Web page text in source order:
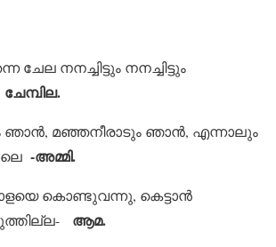
നനച്ചിട്ടും നനച്ചിട്ടും
ചേമ്പില.
ഞാന്‍, മഞ്ഞനീരാടും ഞാന്‍, എന്നാലും
-അമ്മി.
കൊണ്ടുവന്നു, കെട്ടാന്‍
ആമ.